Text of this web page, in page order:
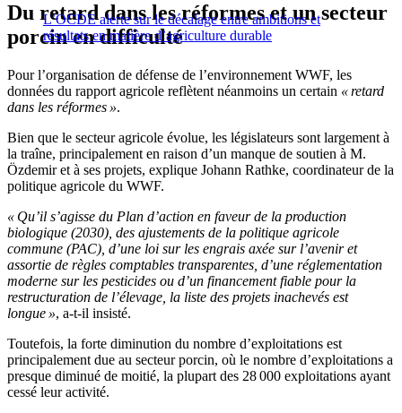
L’OCDE alerte sur le décalage entre ambitions et
résultats en matière d’agriculture durable
Du retard dans les réformes et un secteur
porcin en difficulté
Pour l’organisation de défense de l’environnement WWF, les
données du rapport agricole reflètent néanmoins un certain « retard
dans les réformes ».
Bien que le secteur agricole évolue, les législateurs sont largement à
la traîne, principalement en raison d’un manque de soutien à M.
Özdemir et à ses projets, explique Johann Rathke, coordinateur de la
politique agricole du WWF.
« Qu’il s’agisse du Plan d’action en faveur de la production
biologique (2030), des ajustements de la politique agricole
commune (PAC), d’une loi sur les engrais axée sur l’avenir et
assortie de règles comptables transparentes, d’une réglementation
moderne sur les pesticides ou d’un financement fiable pour la
restructuration de l’élevage, la liste des projets inachevés est
longue », a-t-il insisté.
Toutefois, la forte diminution du nombre d’exploitations est
principalement due au secteur porcin, où le nombre d’exploitations a
presque diminué de moitié, la plupart des 28 000 exploitations ayant
cessé leur activité.